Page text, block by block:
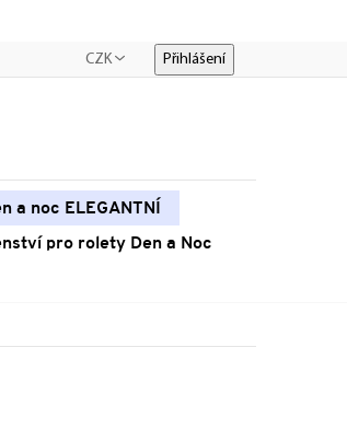
CZK Přihlášení
a noc ELEGANTNÍ
pro rolety Den a Noc